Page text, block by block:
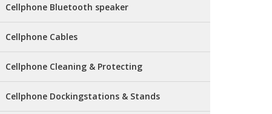
Cellphone Bluetooth speaker
Cellphone Cables
Cellphone Cleaning & Protecting
Cellphone Dockingstations & Stands